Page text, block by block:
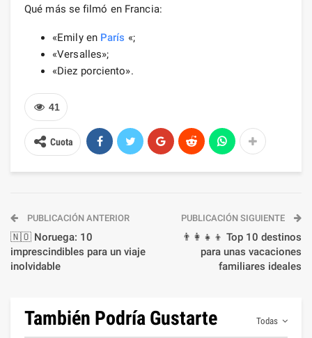
Qué más se filmó en Francia:
«Emily en París «;
«Versalles»;
«Diez porciento».
41
Cuota
PUBLICACIÓN ANTERIOR
🇳🇴 Noruega: 10
imprescindibles para un viaje
inolvidable
PUBLICACIÓN SIGUIENTE
👨‍👩‍👧‍👦 Top 10 destinos
para unas vacaciones
familiares ideales
Todas
También Podría Gustarte